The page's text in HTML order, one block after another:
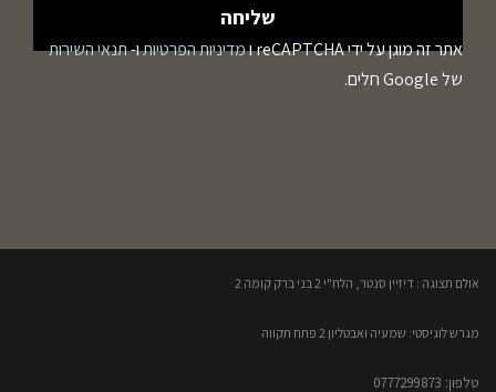
אתר זה מוגן על ידי reCAPTCHA ו מדיניות הפרטיותו-תנאי השירות
של Google חלים.
אולם תצוגה : דיזיין סנטר, הלח"י 2 בני ברק קומה 2​
מגרש לוגיסטי: שמעיה ואבטליון 2 פתח תקווה
טלפון: 0777299873​